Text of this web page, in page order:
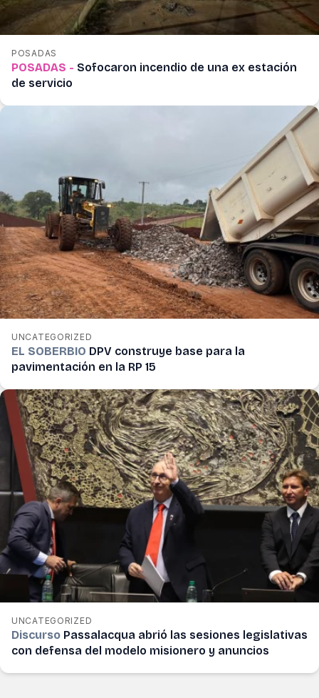
POSADAS
POSADAS - Sofocaron incendio de una ex estación
de servicio
UNCATEGORIZED
EL SOBERBIO DPV construye base para la
pavimentación en la RP 15
UNCATEGORIZED
Discurso Passalacqua abrió las sesiones legislativas
con defensa del modelo misionero y anuncios